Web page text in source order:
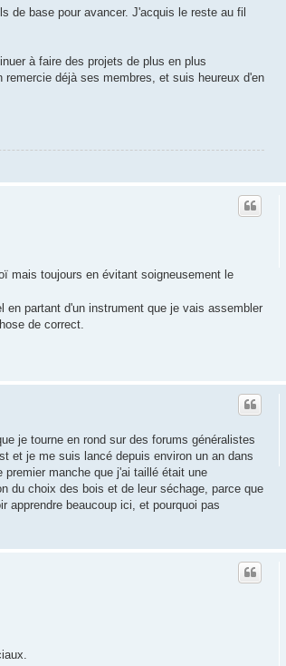
de base pour avancer. J'acquis le reste au fil
à faire des projets de plus en plus
déjà ses membres, et suis heureux d'en
mais toujours en évitant soigneusement le
partant d'un instrument que je vais assembler
de correct.
je tourne en rond sur des forums généralistes
et je me suis lancé depuis environ un an dans
manche que j'ai taillé était une
du choix des bois et de leur séchage, parce que
apprendre beaucoup ici, et pourquoi pas